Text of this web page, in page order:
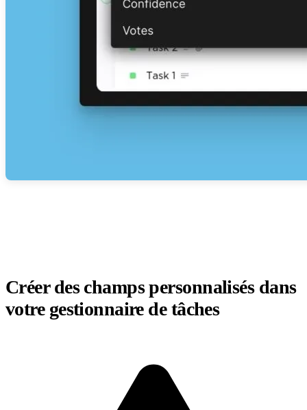
Créer des champs personnalisés dans
votre gestionnaire de tâches